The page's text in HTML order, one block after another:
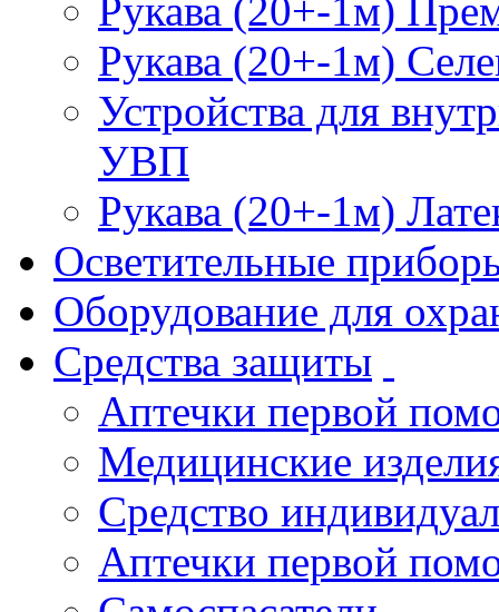
Рукава (20+-1м)
Рукава (20+-1м)
Устройства для
УВП
Рукава (20+-1м)
Осветительные
Оборудование для
Средства защиты
Аптечки первой
Медицинские
Средство
Аптечки первой